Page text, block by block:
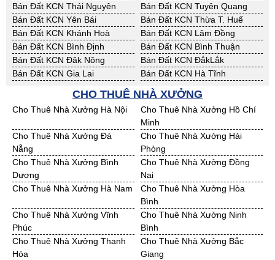
Bán Đất KCN Thái Nguyên
Bán Đất KCN Tuyên Quang
Bán Đất KCN Yên Bái
Bán Đất KCN Thừa T. Huế
Bán Đất KCN Khánh Hoà
Bán Đất KCN Lâm Đồng
Bán Đất KCN Bình Định
Bán Đất KCN Bình Thuận
Bán Đất KCN Đăk Nông
Bán Đất KCN ĐắkLắk
Bán Đất KCN Gia Lai
Bán Đất KCN Hà Tĩnh
Bán Đất KCN Nghệ An
Bán Đất KCN Ninh Thuận
Bán Đất KCN Phú Yên
Bán Đất KCN Quảng Bình
Bán Đất KCN Quảng Nam
Bán Đất KCN Quảng Ngãi
Bán Đất KCN Bà Rịa - VT
Bán Đất KCN Cần Thơ
Bán Đất KCN An Giang
Bán Đất KCN Bạc Liêu
Bán Đất KCN Bến Tre
Bán Đất KCN Bình Phước
Bán Đất KCN Cà Mau
Bán Đất KCN Đồng Tháp
Bán Đất KCN Hậu Giang
Bán Đất KCN Kiên Giang
Bán Đất KCN Long An
Bán Đất KCN Sóc Trăng
Bán Đất KCN Tây Ninh
Bán Đất KCN Tiền Giang
Bán Đất KCN Trà Vinh
Bán Đất KCN Vĩnh Long
Bán Đất KCN Hải Dương
Bán Đất KCN Hưng Yên
Bán Đất KCN Quảng Ninh
CHO THUÊ NHÀ XƯỞNG
Cho Thuê Nhà Xưởng Hà Nội
Cho Thuê Nhà Xưởng Hồ Chí
Minh
Cho Thuê Nhà Xưởng Đà
Nẵng
Cho Thuê Nhà Xưởng Hải
Phòng
Cho Thuê Nhà Xưởng Bình
Dương
Cho Thuê Nhà Xưởng Đồng
Nai
Cho Thuê Nhà Xưởng Hà Nam
Cho Thuê Nhà Xưởng Hòa
Bình
Cho Thuê Nhà Xưởng Vĩnh
Phúc
Cho Thuê Nhà Xưởng Ninh
Bình
Cho Thuê Nhà Xưởng Thanh
Hóa
Cho Thuê Nhà Xưởng Bắc
Giang